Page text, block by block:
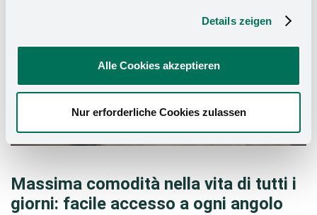
Details zeigen
Alle Cookies akzeptieren
Nur erforderliche Cookies zulassen
Massima comodità nella vita di tutti i
giorni: facile accesso a ogni angolo